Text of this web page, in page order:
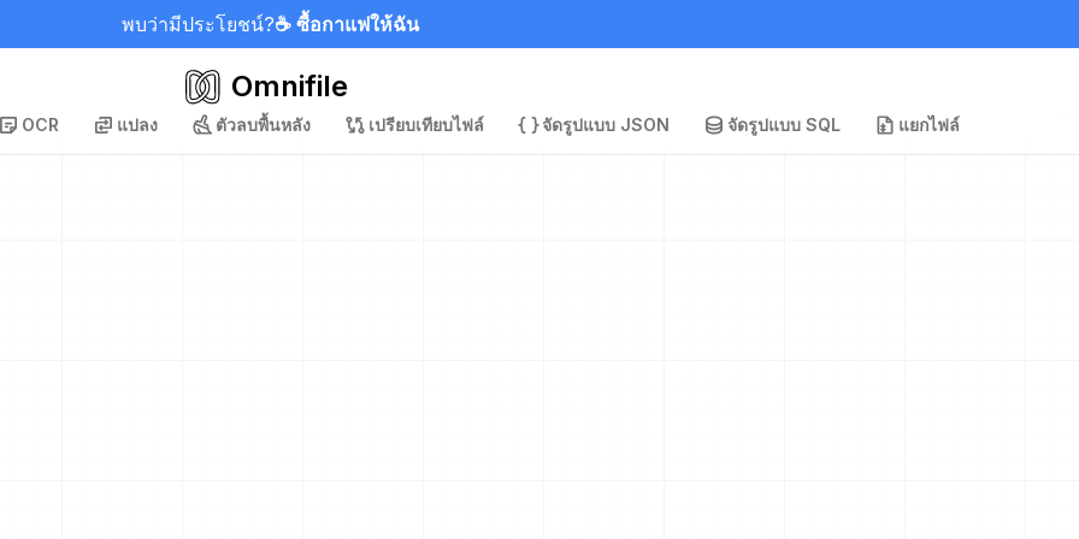
พบว่ามีประโยชน์?☕ ซื้อกาแฟให้ฉัน
Omnifile
OCR แปลง ตัวลบพื้นหลัง เปรียบเทียบไฟล์ จัดรูปแบบ JSON จัดรูปแบบ SQL แยกไฟล์